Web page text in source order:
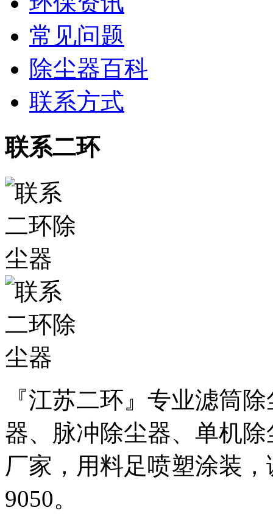
常见问题
除尘器百科
联系方式
联系二环
『江苏二环』专业滤筒
器、脉冲除尘器、单机
厂家，用料足喷塑涂装
9050。